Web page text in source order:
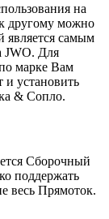
на
другому можно
является самым
JWO. Для
марке Вам
и установить
& Cопло.
Сборочный
поддержать
весь Прямоток.